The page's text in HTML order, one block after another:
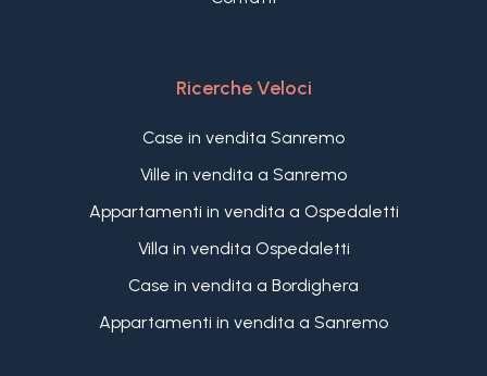
unità immobiliari indipendenti pronte da affittare.
giardino di 3.000 m2 piantato con molteplici
Nella proprietà è possibile parcheggiare 3/4 auto.
Ricerche Veloci
Case in vendita Sanremo
Ville in vendita a Sanremo
Appartamenti in vendita a Ospedaletti
Villa in vendita Ospedaletti
Case in vendita a Bordighera
Appartamenti in vendita a Sanremo